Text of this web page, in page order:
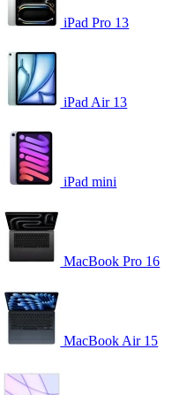
iPad Pro 13
iPad Air 13
iPad mini
MacBook Pro 16
MacBook Air 15